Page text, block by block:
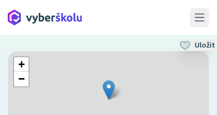
Open
Uložit
+
−